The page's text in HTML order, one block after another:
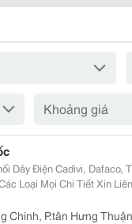
Khoảng giá
Chinh, P.tân Hưng